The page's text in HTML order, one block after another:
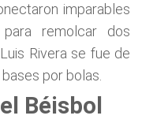
imparables
remolcar dos
Rivera se fue de
por bolas.
Béisbol